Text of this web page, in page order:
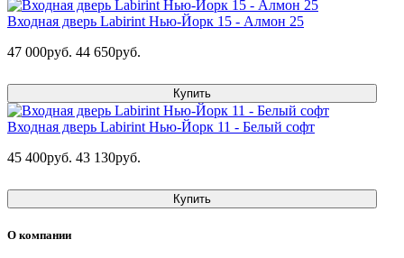
Входная дверь Labirint Нью-Йорк 15 - Алмон 25
47 000руб. 44 650руб.
Купить
Входная дверь Labirint Нью-Йорк 11 - Белый софт
45 400руб. 43 130руб.
Купить
О компании